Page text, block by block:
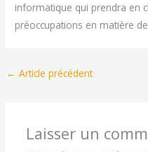
informatique qui prendra en
préoccupations en matière
← Article précédent
Laisser un